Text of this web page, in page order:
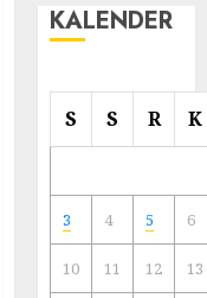
KALENDER
S S R K
3 4 5 6
10 11 12 13